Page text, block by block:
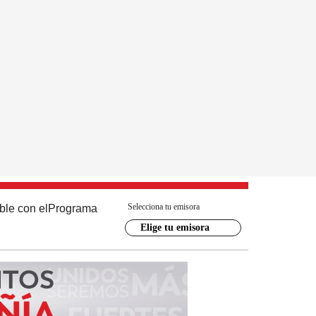
con el Programa Selecciona tu emisora
Elige tu emisora